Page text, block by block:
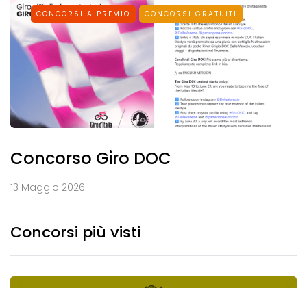
CONCORSI A PREMIO CONCORSI GRATUITI
Concorso Giro DOC
13 Maggio 2026
Concorsi più visti